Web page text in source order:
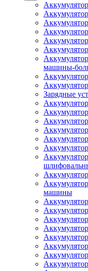
машины-
Зарядные
машины